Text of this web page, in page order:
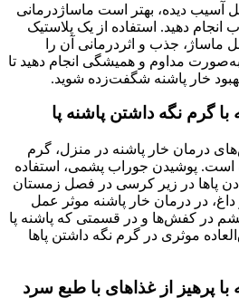
آسیب دیده، بهتر است ماساژدرمانی
دهید. استفاده از یک پلاستیک
جذب و اثردرمانی آن را
مداوم و همیشگی انجام دهید تا
بهبود خار پاشنه شگفت‌زده شوید.
گرم نگه داشتن پاشنه پا
درمان خار پاشنه در منزل، گرم
است. پوشیدن جوراب پشمی، استفاده
پاها در زیر کرسی در فصل زمستان
در درمان خار پاشنه موثر عمل
در کفش‌ها و در قسمتی که پاشنه پا
موثری در گرم نگه داشتن پاها
پرهیز از غذاهای با طبع سرد